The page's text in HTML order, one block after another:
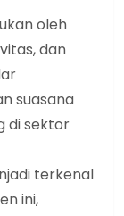
oleh
dan
suasana
di sektor
terkenal
ini,